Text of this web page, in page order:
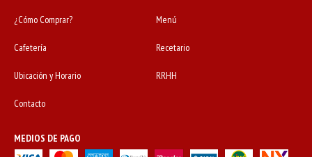
¿Cómo Comprar? Menú
Cafetería Recetario
Ubicación y Horario RRHH
Contacto
MEDIOS DE PAGO